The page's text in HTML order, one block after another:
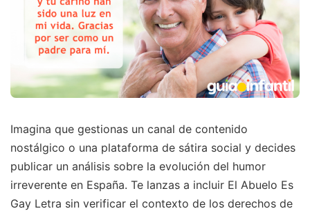
Imagina que gestionas un canal de contenido
nostálgico o una plataforma de sátira social y decides
publicar un análisis sobre la evolución del humor
irreverente en España. Te lanzas a incluir El Abuelo Es
Gay Letra sin verificar el contexto de los derechos de